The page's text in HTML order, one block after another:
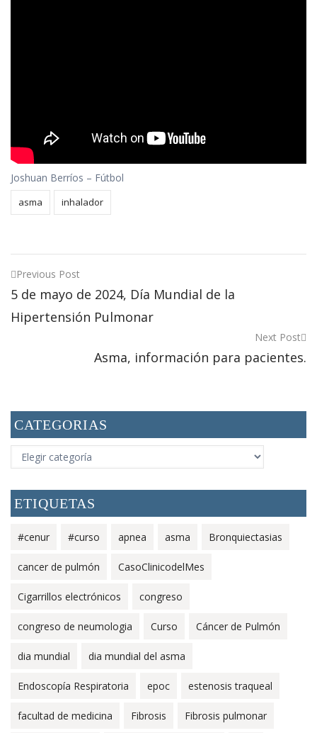
Joshuan Berríos – Fútbol
asma inhalador
Post
navigation
Previous Post
5 de mayo de 2024, Día Mundial de la
Hipertensión Pulmonar
Next Post
Asma, información para pacientes.
CATEGORIAS
CATEGORIAS
ETIQUETAS
#cenur #curso apnea asma Bronquiectasias
cancer de pulmón CasoClinicodelMes
Cigarrillos electrónicos congreso
congreso de neumologia Curso Cáncer de Pulmón
dia mundial dia mundial del asma
Endoscopía Respiratoria epoc estenosis traqueal
facultad de medicina Fibrosis Fibrosis pulmonar